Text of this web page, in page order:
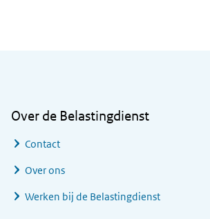
Over de Belastingdienst
Contact
Over ons
Werken bij de Belastingdienst